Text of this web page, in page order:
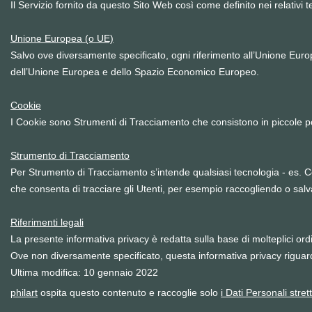
Il Servizio fornito da questo Sito Web così come definito nei relativi
Unione Europea (o UE)
Salvo ove diversamente specificato, ogni riferimento all’Unione
dell’Unione Europea e dello Spazio Economico Europeo.
Cookie
I Cookie sono Strumenti di Tracciamento che consistono in piccole
Strumento di Tracciamento
Per Strumento di Tracciamento s’intende qualsiasi tecnologia -
che consenta di tracciare gli Utenti, per esempio raccogliendo o
Riferimenti legali
La presente informativa privacy è redatta sulla base di molteplici
Ove non diversamente specificato, questa informativa privacy
Ultima modifica: 10 gennaio 2022
philart ospita questo contenuto e raccoglie solo i Dati Personali